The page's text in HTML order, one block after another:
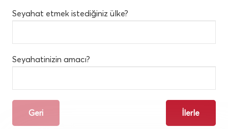
Seyahat etmek istediğiniz ülke?
Seyahatinizin amacı?
Geri İlerle